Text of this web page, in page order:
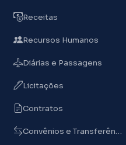
Receitas
Recursos Humanos
Diárias e Passagens
Licitações
Contratos
Convênios e Transferências